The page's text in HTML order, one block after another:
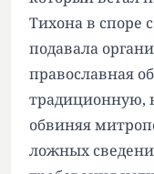
Тихона в споре
подавала
православная
традиционную,
обвиняя
ложных